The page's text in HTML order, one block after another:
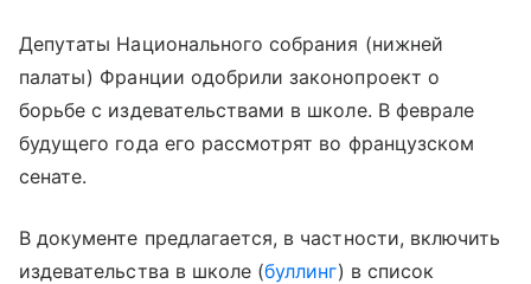
Депутаты Национального собрания (нижней
палаты) Франции одобрили законопроект о
борьбе с издевательствами в школе. В феврале
будущего года его рассмотрят во французском
сенате.
В документе предлагается, в частности, включить
издевательства в школе (буллинг) в список